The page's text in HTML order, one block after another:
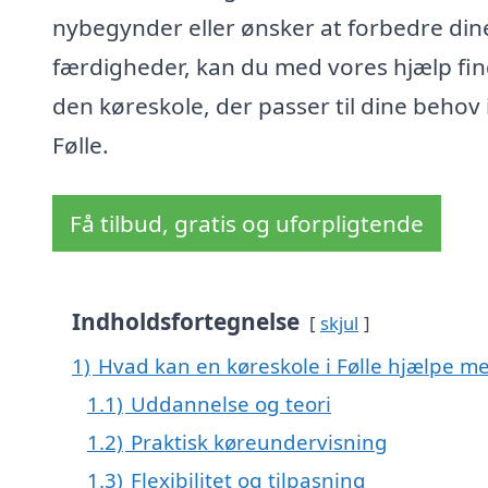
nybegynder eller ønsker at forbedre
færdigheder, kan du med vores hjælp
den køreskole, der passer til dine behov
Følle.
Få tilbud, gratis og uforpligtende
Indholdsfortegnelse skjul
1) Hvad kan en køreskole i Følle hjælpe
1.1) Uddannelse og teori
1.2) Praktisk køreundervisning
1.3) Flexibilitet og tilpasning